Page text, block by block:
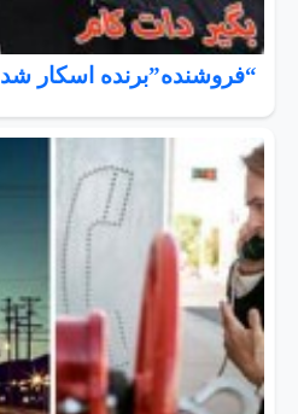
“فروشنده”برنده اسکار شد